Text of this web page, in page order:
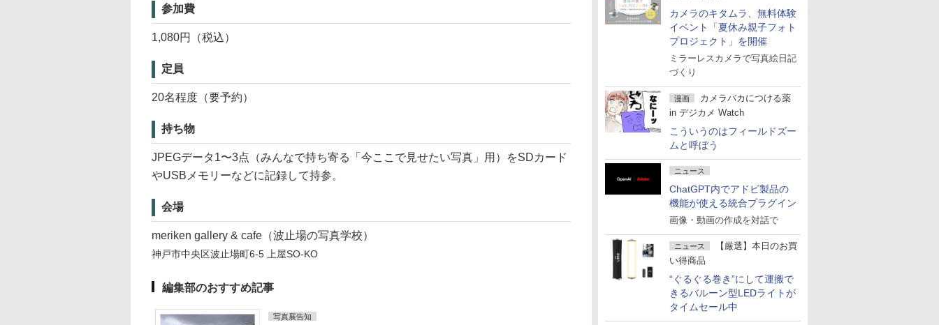
カメラのキタムラ、無料体験
イベント「夏休み親子フォト
プロジェクト」を開催
ミラーレスカメラで写真絵日記
づくり
漫画
カメラバカにつける薬
in デジカメ Watch
こういうのはフィールドズー
ムと呼ぼう
ニュース
ChatGPT内でアドビ製品の
機能が使える統合プラグイン
画像・動画の作成を対話で
ニュース
【厳選】本日のお買
い得商品
“ぐるぐる巻き”にして運搬で
きるバルーン型LEDライトが
タイムセール中
参加費
1,080円（税込）
定員
20名程度（要予約）
持ち物
JPEGデータ1〜3点（みんなで持ち寄る「今ここで見せたい写真」用）をSDカード
やUSBメモリーなどに記録して持参。
会場
meriken gallery & cafe（波止場の写真学校）
神戸市中央区波止場町6-5 上屋SO-KO
編集部のおすすめ記事
写真展告知